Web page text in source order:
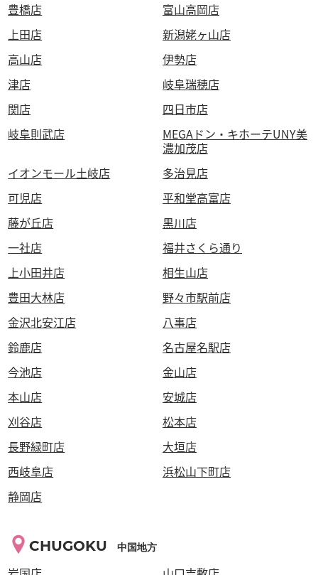
豊橋店
富山高岡店
上田店
新潟姥ヶ山店
高山店
伊勢店
津店
岐阜瑞穂店
関店
四日市店
岐阜則武店
MEGAドン・キホーテUNY美
濃加茂店
イオンモール土岐店
多治見店
可児店
平和堂高富店
藤が丘店
黒川店
一社店
福井さくら通り
上小田井店
相生山店
豊田大林店
野々市駅前店
金沢北安江店
八事店
鈴鹿店
名古屋名駅店
今池店
金山店
本山店
安城店
刈谷店
松本店
長野緑町店
大垣店
西岐阜店
浜松山下町店
静岡店
CHUGOKU 中国地方